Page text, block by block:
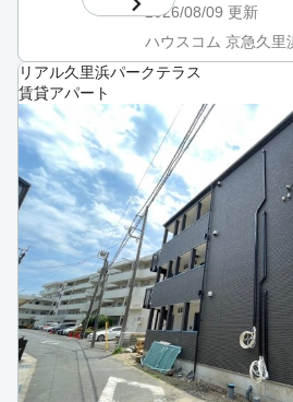
2026/08/09 更新
ハウスコム 京急久里
リアル久里浜パークテラス
賃貸アパート